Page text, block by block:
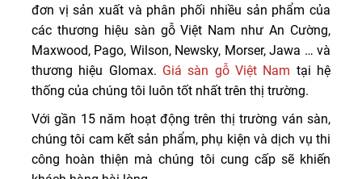
đơn vị sản xuất và phân phối nhiều sản phẩm của
các thương hiệu sàn gỗ Việt Nam như An Cường,
Maxwood, Pago, Wilson, Newsky, Morser, Jawa … và
thương hiệu Glomax. Giá sàn gỗ Việt Nam tại hệ
thống của chúng tôi luôn tốt nhất trên thị trường.
Với gần 15 năm hoạt động trên thị trường ván sàn,
chúng tôi cam kết sản phẩm, phụ kiện và dịch vụ thi
công hoàn thiện mà chúng tôi cung cấp sẽ khiến